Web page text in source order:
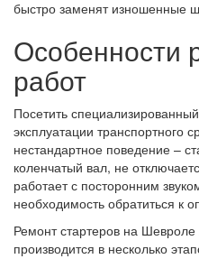
быстро заменят изношенные
Особенности
работ
Посетить
эксплуатации транспортного
нестандартное поведение –
коленчатый вал, не
работает с посторонним
необходимость обратиться к
Ремонт стартеров на
производится в несколько